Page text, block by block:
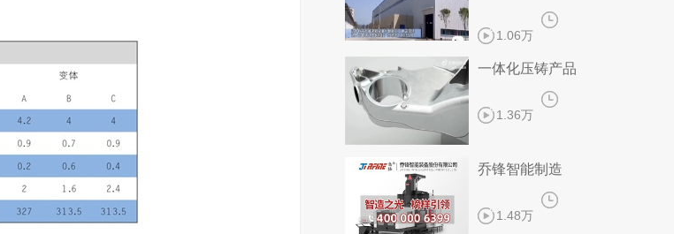
1.06万
一体化压铸产品
1.36万
乔锋智能制造
1.48万